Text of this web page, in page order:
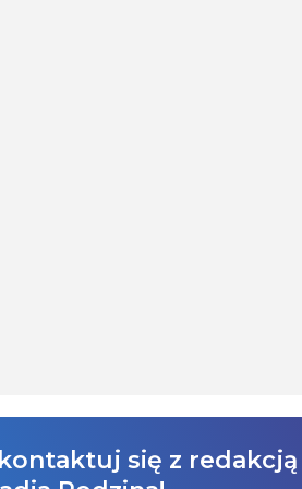
się z redakcją